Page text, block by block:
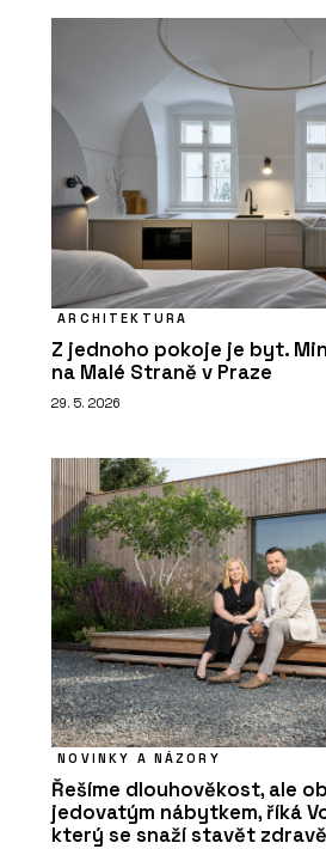
ARCHITEKTURA
Z jednoho pokoje je byt.
na Malé Straně v Praze
29. 5. 2026
NOVINKY A NÁZORY
Řešíme dlouhověkost, ale
jedovatým nábytkem, říká
který se snaží stavět zdravě